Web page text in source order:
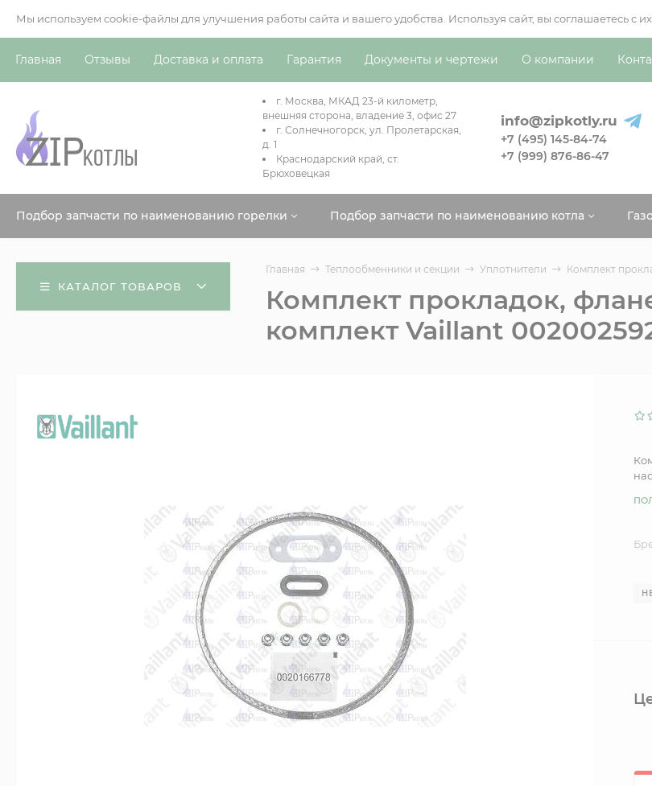
Мы используем cookie-файлы для улучшения работы сайта и вашего удобства. Используя сайт, вы
Главная Отзывы Доставка и оплата Гарантия Документы и чертежи О компании
г. Москва, МКАД 23-й километр,
внешняя сторона, владение 3, офис 27
г. Солнечногорск, ул. Пролетарская,
д. 1
Краснодарский край, ст.
Брюховецкая
info@zipkotly.ru
+7 (495) 145-84-74
+7 (999) 876-86-47
Подбор запчасти по наименованию горелки Подбор запчасти по наименованию котла
КАТАЛОГ ТОВАРОВ
Главная Теплообменники и секции Уплотнители Комплект
Комплект прокладок,
комплект Vaillant